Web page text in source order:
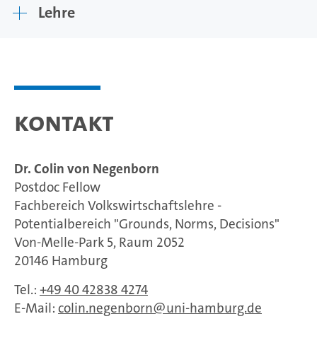
Lehre
Kontakt
Dr. Colin von Negenborn
Postdoc Fellow
Fachbereich Volkswirtschaftslehre -
Potentialbereich "Grounds, Norms, Decisions"
Von-Melle-Park 5, Raum 2052
20146 Hamburg
Tel.: +49 40 42838 4274
E-Mail: colin.negenborn uni-hamburg.de